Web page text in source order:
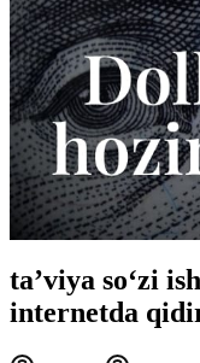
taʼviya so‘zi
internetda